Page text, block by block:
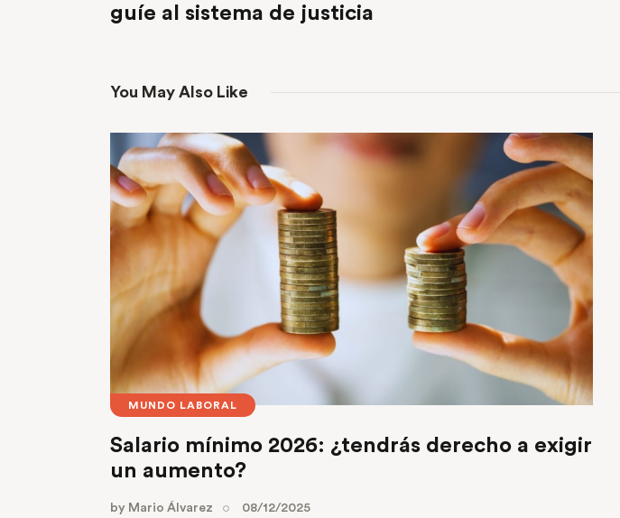
guíe al sistema de justicia
You May Also Like
MUNDO LABORAL
Salario mínimo 2026: ¿tendrás derecho a exigir
un aumento?
by Mario Álvarez 08/12/2025